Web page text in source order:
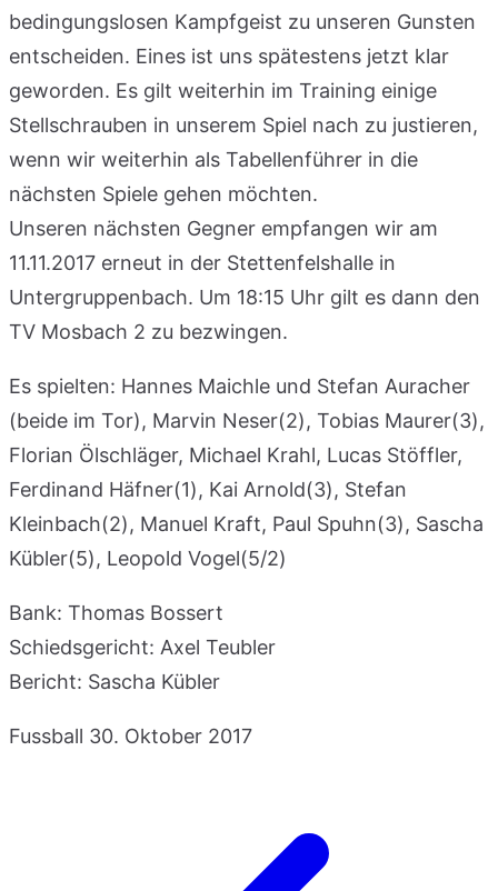
bedingungslosen Kampfgeist zu unseren Gunsten
entscheiden. Eines ist uns spätestens jetzt klar
geworden. Es gilt weiterhin im Training einige
Stellschrauben in unserem Spiel nach zu justieren,
wenn wir weiterhin als Tabellenführer in die
nächsten Spiele gehen möchten.
Unseren nächsten Gegner empfangen wir am
11.11.2017 erneut in der Stettenfelshalle in
Untergruppenbach. Um 18:15 Uhr gilt es dann den
TV Mosbach 2 zu bezwingen.
Es spielten: Hannes Maichle und Stefan Auracher
(beide im Tor), Marvin Neser(2), Tobias Maurer(3),
Florian Ölschläger, Michael Krahl, Lucas Stöffler,
Ferdinand Häfner(1), Kai Arnold(3), Stefan
Kleinbach(2), Manuel Kraft, Paul Spuhn(3), Sascha
Kübler(5), Leopold Vogel(5/2)
Bank: Thomas Bossert
Schiedsgericht: Axel Teubler
Bericht: Sascha Kübler
Fussball 30. Oktober 2017